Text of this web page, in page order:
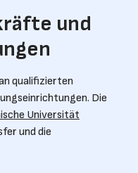
und
qualifizierten
Die
Universität
und die